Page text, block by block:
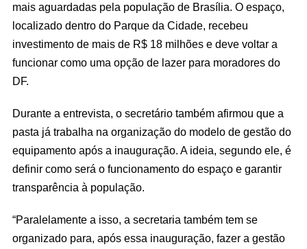
mais aguardadas pela população de Brasília. O espaço,
localizado dentro do Parque da Cidade, recebeu
investimento de mais de R$ 18 milhões e deve voltar a
funcionar como uma opção de lazer para moradores do
DF.
Durante a entrevista, o secretário também afirmou que a
pasta já trabalha na organização do modelo de gestão do
equipamento após a inauguração. A ideia, segundo ele, é
definir como será o funcionamento do espaço e garantir
transparência à população.
“Paralelamente a isso, a secretaria também tem se
organizado para, após essa inauguração, fazer a gestão